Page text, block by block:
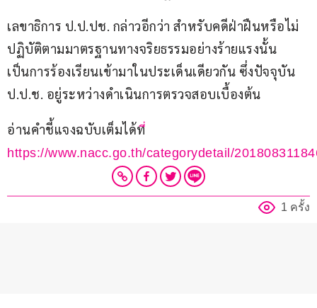
เลขาธิการ ป.ป.ปช. กล่าวอีกว่า สำหรับคดีฝ่าฝืนหรือไม่
ปฏิบัติตามมาตรฐานทางจริยธรรมอย่างร้ายแรงนั้น
เป็นการร้องเรียนเข้ามาในประเด็นเดียวกัน ซึ่งปัจจุบัน
ป.ป.ช. อยู่ระหว่างดำเนินการตรวจสอบเบื้องต้น
อ่านคำชี้แจงฉบับเต็มได้ท
https://www.nacc.go.th/categorydetail/
1 ครั้ง